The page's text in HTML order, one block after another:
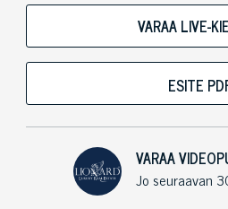
VARAA LIVE-
ESITE
VARAA
Jo seuraavan